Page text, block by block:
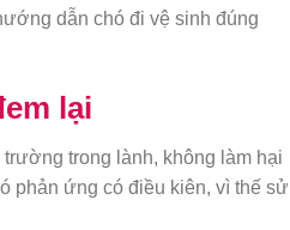
dẫn chó đi vệ sinh đúng
lại
trong lành, không làm hại
phản ứng có điều kiên, vì thế sử